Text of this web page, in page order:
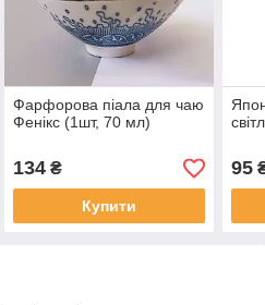
Фарфорова піала для чаю
Фенікс (1шт, 70 мл)
134₴
Купити
95